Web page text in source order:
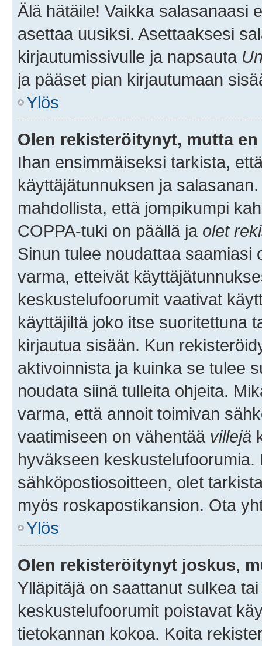
Älä hätäile! Vaikka salasanaasi
asettaa uusiksi. Asettaaksesi
kirjautumissivulle ja napsauta
ja pääset pian kirjautumaan
Ylös
Olen rekisteröitynyt, mutta
Ihan ensimmäiseksi tarkista,
käyttäjätunnuksen ja
mahdollista, että jompikumpi
COPPA-tuki on päällä ja olet
Sinun tulee noudattaa saamiasi
varma, etteivät
keskustelufoorumit vaativat
käyttäjiltä joko itse suoritettuna
kirjautua sisään. Kun
aktivoinnista ja kuinka se tulee
noudata siinä tulleita ohjeita.
varma, että annoit toimivan
vaatimiseen on vähentää villejä
hyväkseen
sähköpostiosoitteen, olet
myös roskapostikansion. Ota
Ylös
Olen rekisteröitynyt joskus,
Ylläpitäjä on saattanut sulkea
keskustelufoorumit poistavat
tietokannan kokoa. Koita